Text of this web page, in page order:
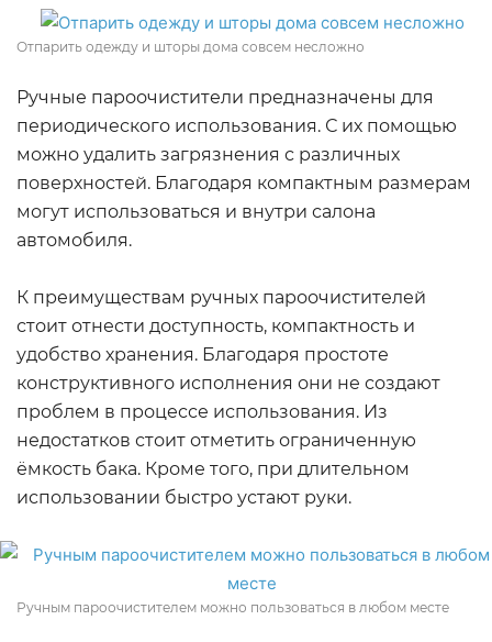
Отпарить одежду и шторы дома совсем несложно
Ручные пароочистители предназначены для
периодического использования. С их помощью
можно удалить загрязнения с различных
поверхностей. Благодаря компактным размерам
могут использоваться и внутри салона
автомобиля.
К преимуществам ручных пароочистителей
стоит отнести доступность, компактность и
удобство хранения. Благодаря простоте
конструктивного исполнения они не создают
проблем в процессе использования. Из
недостатков стоит отметить ограниченную
ёмкость бака. Кроме того, при длительном
использовании быстро устают руки.
Ручным пароочистителем можно пользоваться в любом месте